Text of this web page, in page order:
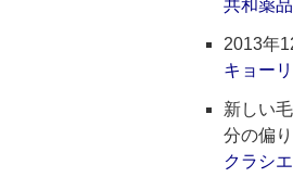
共和薬
2013年
キョー
新しい
分の偏
クラシ